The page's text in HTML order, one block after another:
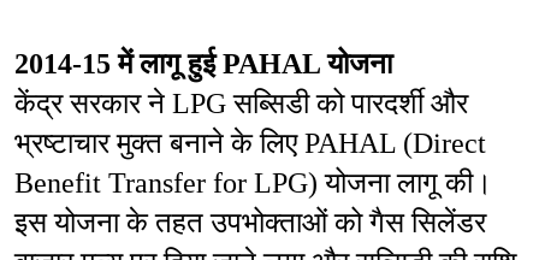
2014-15 में लागू हुई PAHAL योजना
केंद्र सरकार ने LPG सब्सिडी को पारदर्शी और
भ्रष्टाचार मुक्त बनाने के लिए PAHAL (Direct
Benefit Transfer for LPG) योजना लागू की।
इस योजना के तहत उपभोक्ताओं को गैस सिलेंडर